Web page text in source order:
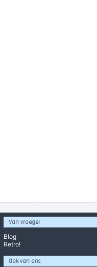
Van vroeger
Blog
Retro!
Ook van ons